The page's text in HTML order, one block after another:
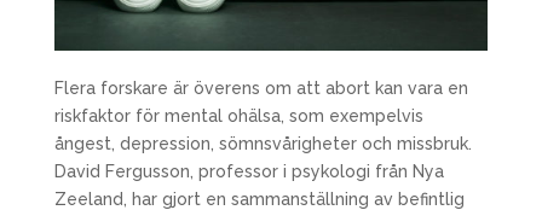
Flera forskare är överens om att abort kan vara en
riskfaktor för mental ohälsa, som exempelvis
ångest, depression, sömnsvårigheter och missbruk.
David Fergusson, professor i psykologi från Nya
Zeeland, har gjort en sammanställning av befintlig